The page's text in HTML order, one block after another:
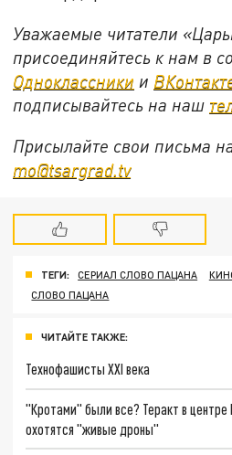
Уважаемые читатели
присоединяйтесь к нам в
Одноклассники и
подписывайтесь на наш
Присылайте свои письма
mo@tsargrad.tv
ТЕГИ: СЕРИАЛ СЛОВО ПАЦАНА
СЛОВО ПАЦАНА
ЧИТАЙТЕ ТАКЖЕ:
Технофашисты XXI века
"Кротами" были все? Теракт в центре
охотятся "живые дроны"